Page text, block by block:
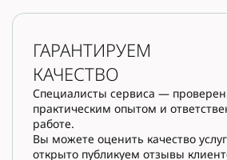
ГАРАНТИРУЕМ
КАЧЕСТВО
Специалисты сервиса —
практическим опытом и
работе.
Вы можете оценить качество
открыто публикуем отзывы